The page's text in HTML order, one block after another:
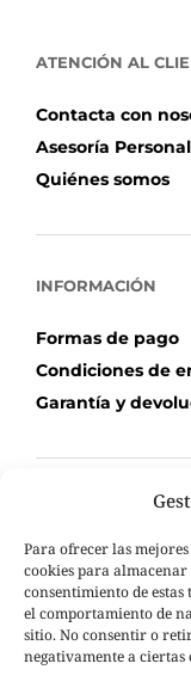
Para ofrecer las
cookies para
consentimiento de
el comportamiento de
sitio. No consentir o
negativamente a
ATENCIÓN AL
Contacta con
Asesoría
Quiénes somos
INFORMACIÓN
Formas de pago
Condiciones de
Garantía y
Mi Cuenta
Carrito de
Seguimiento de